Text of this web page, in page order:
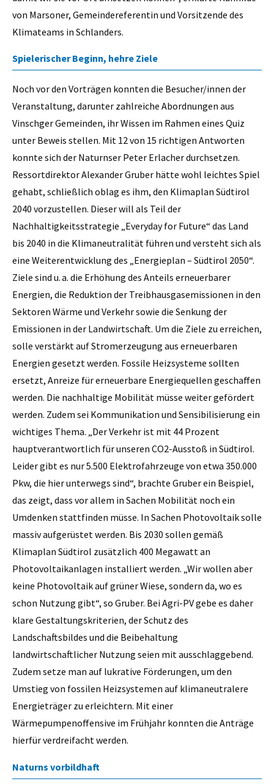
von Marsoner, Gemeindereferentin und Vorsitzende des
Klimateams in Schlanders.
Spielerischer Beginn, hehre Ziele
Noch vor den Vorträgen konnten die Besucher/innen der
Veranstaltung, darunter zahlreiche Abordnungen aus
Vinschger Gemeinden, ihr Wissen im Rahmen eines Quiz
unter Beweis stellen. Mit 12 von 15 richtigen Antworten
konnte sich der Naturnser Peter Erlacher durchsetzen.
Ressortdirektor Alexander Gruber hätte wohl leichtes Spiel
gehabt, schließlich oblag es ihm, den Klimaplan Südtirol
2040 vorzustellen. Dieser will als Teil der
Nachhaltigkeitsstrategie „Everyday for Future“ das Land
bis 2040 in die Klimaneutralität führen und versteht sich als
eine Weiterentwicklung des „Energieplan – Südtirol 2050“.
Ziele sind u. a. die Erhöhung des Anteils erneuerbarer
Energien, die Reduktion der Treibhausgasemissionen in den
Sektoren Wärme und Verkehr sowie die Senkung der
Emissionen in der Landwirtschaft. Um die Ziele zu erreichen,
solle verstärkt auf Stromerzeugung aus erneuerbaren
Energien gesetzt werden. Fossile Heizsysteme sollten
ersetzt, Anreize für erneuerbare Energiequellen geschaffen
werden. Die nachhaltige Mobilität müsse weiter gefördert
werden. Zudem sei Kommunikation und Sensibilisierung ein
wichtiges Thema. „Der Verkehr ist mit 44 Prozent
hauptverantwortlich für unseren CO2-Ausstoß in Südtirol.
Leider gibt es nur 5.500 Elektrofahrzeuge von etwa 350.000
Pkw, die hier unterwegs sind“, brachte Gruber ein Beispiel,
das zeigt, dass vor allem in Sachen Mobilität noch ein
Umdenken stattfinden müsse. In Sachen Photovoltaik solle
massiv aufgerüstet werden. Bis 2030 sollen gemäß
Klimaplan Südtirol zusätzlich 400 Megawatt an
Photovoltaikanlagen installiert werden. „Wir wollen aber
keine Photovoltaik auf grüner Wiese, sondern da, wo es
schon Nutzung gibt“, so Gruber. Bei Agri-PV gebe es daher
klare Gestaltungskriterien, der Schutz des
Landschaftsbildes und die Beibehaltung
landwirtschaftlicher Nutzung seien mit ausschlaggebend.
Zudem setze man auf lukrative Förderungen, um den
Umstieg von fossilen Heizsystemen auf klimaneutralere
Energieträger zu erleichtern. Mit einer
Wärmepumpenoffensive im Frühjahr konnten die Anträge
hierfür verdreifacht werden.
Naturns vorbildhaft